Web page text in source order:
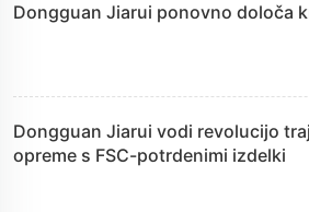
Dongguan Jiarui ponovno določa
Dongguan Jiarui vodi revolucijo
opreme s FSC-potrdenimi izdelki